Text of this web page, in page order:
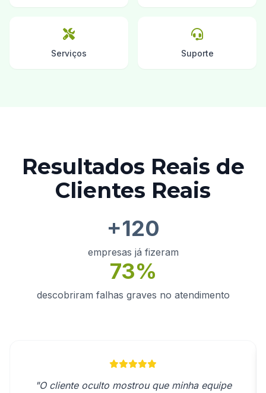
Serviços Suporte
Resultados Reais de
Clientes Reais
+120
empresas já fizeram
73%
descobriram falhas graves no atendimento
"O cliente oculto mostrou que minha equipe